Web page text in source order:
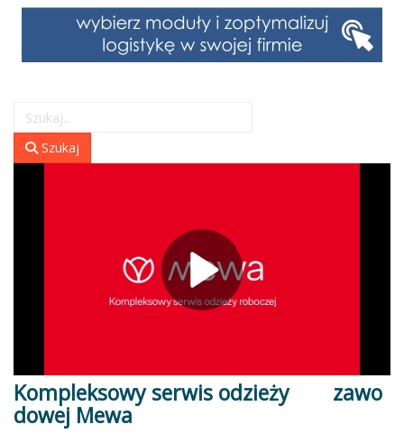
Szukaj
Kompleksowy serwis odzieży zawo
dowej Mewa